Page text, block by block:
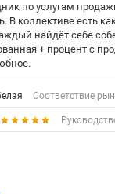
по услугам
В коллективе есть
найдёт себе
+ процент с
Соответствие